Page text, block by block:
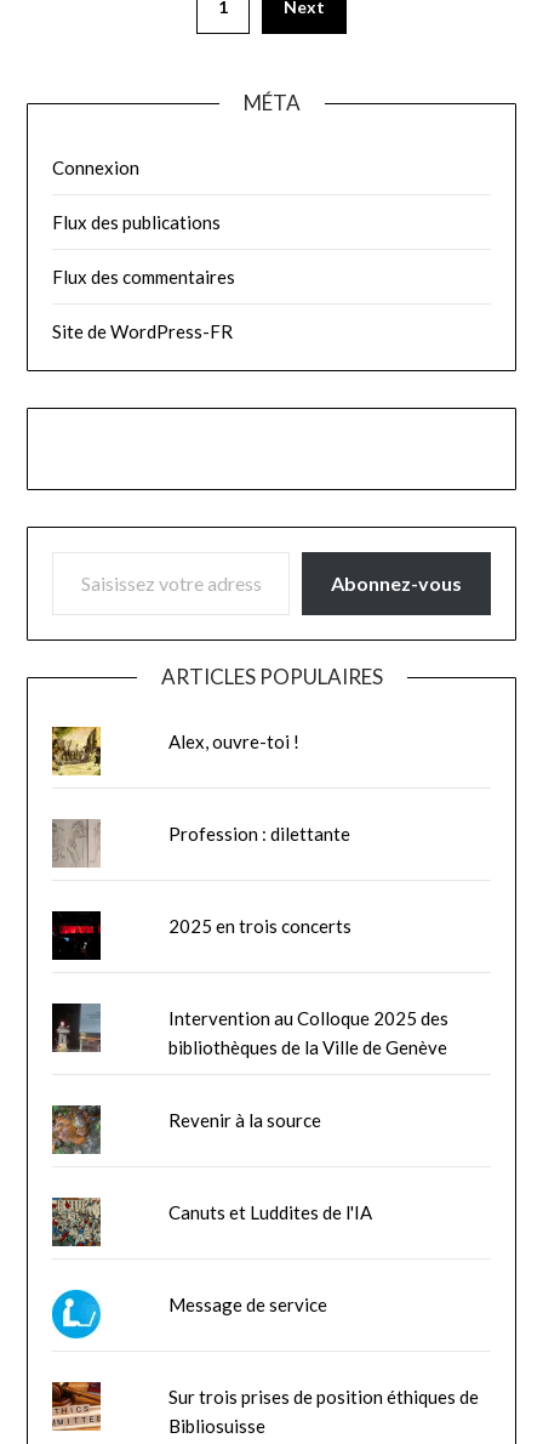
1 Next
MÉTA
Connexion
Flux des publications
Flux des commentaires
Site de WordPress-FR
SAISISSEZ VOTRE ADRESSE E-MAIL…
Abonnez-vous
ARTICLES POPULAIRES
Alex, ouvre-toi !
Profession : dilettante
2025 en trois concerts
Intervention au Colloque 2025 des
bibliothèques de la Ville de Genève
Revenir à la source
Canuts et Luddites de l'IA
Message de service
Sur trois prises de position éthiques de
Bibliosuisse